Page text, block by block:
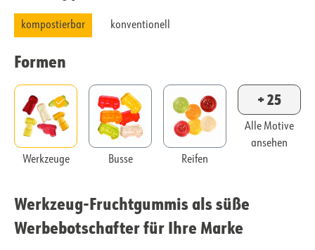
kompostierbar konventionell
Formen
Werkzeuge Busse Reifen
+ 25
Alle Motive
ansehen
Werkzeug-Fruchtgummis als süße
Werbebotschafter für Ihre Marke